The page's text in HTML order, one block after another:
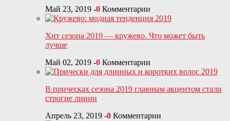
Май 23, 2019 -0 Комментарии
Хит сезона 2019 — кружево. Что может быть
лучше
Май 02, 2019 -0 Комментарии
В прическах сезона 2019 главным акцентом стали
строгие линии
Апрель 23, 2019 -0 Комментарии